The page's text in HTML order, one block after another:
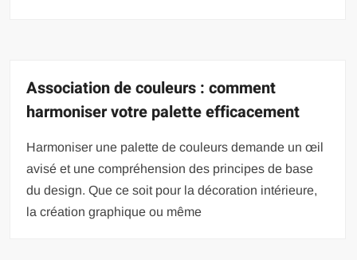
Association de couleurs : comment
harmoniser votre palette efficacement
Harmoniser une palette de couleurs demande un œil
avisé et une compréhension des principes de base
du design. Que ce soit pour la décoration intérieure,
la création graphique ou même